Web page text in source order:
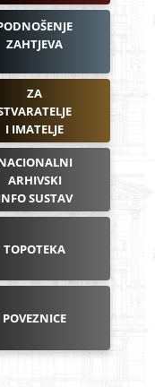
ZAHTJEVA
ZA
I IMATELJE
ARHIVSKI
SUSTAV
TOPOTEKA
POVEZNICE